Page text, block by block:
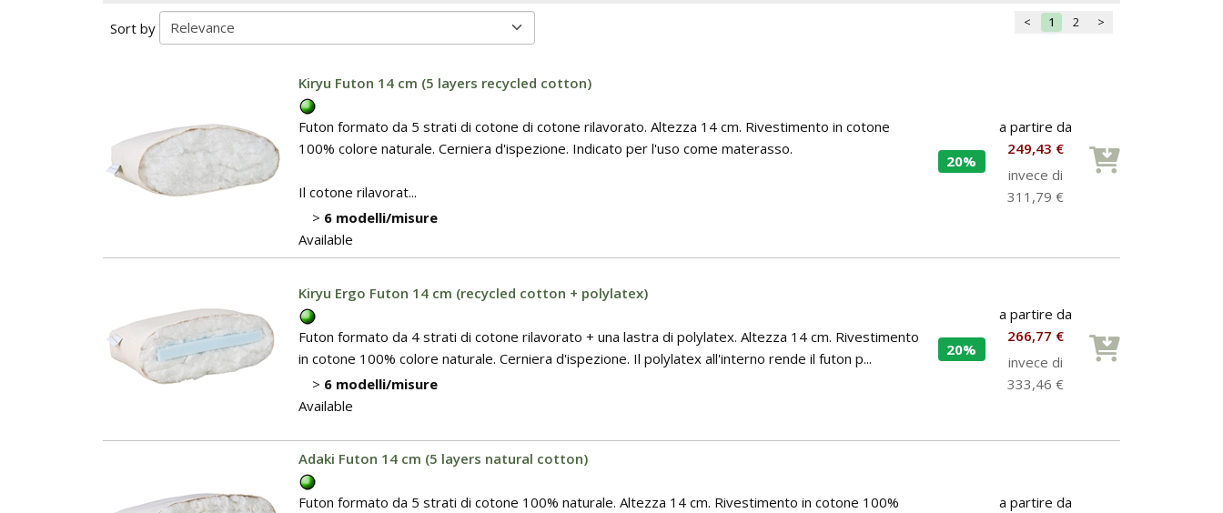
Sort by < 1 2 >
Kiryu Futon 14 cm (5 layers recycled cotton)
Futon formato da 5 strati di cotone di cotone rilavorato. Altezza 14 cm. Rivestimento in cotone
100% colore naturale. Cerniera d'ispezione. Indicato per l'uso come materasso.
Il cotone rilavorat...
> 6 modelli/misure
Available
20%
a partire da
249,43 €
invece di
311,79 €
Kiryu Ergo Futon 14 cm (recycled cotton + polylatex)
Futon formato da 4 strati di cotone rilavorato + una lastra di polylatex. Altezza 14 cm. Rivestimento
in cotone 100% colore naturale. Cerniera d'ispezione. Il polylatex all'interno rende il futon p...
> 6 modelli/misure
Available
20%
a partire da
266,77 €
invece di
333,46 €
Adaki Futon 14 cm (5 layers natural cotton)
Futon formato da 5 strati di cotone 100% naturale. Altezza 14 cm. Rivestimento in cotone 100%
a partire da